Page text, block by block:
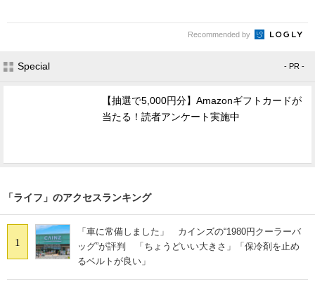
Recommended by
Special - PR -
【抽選で5,000円分】Amazonギフトカードが
当たる！読者アンケート実施中
「ライフ」のアクセスランキング
1
「車に常備しました」 カインズの“1980円クーラーバ
ッグ”が評判 「ちょうどいい大きさ」「保冷剤を止め
るベルトが良い」